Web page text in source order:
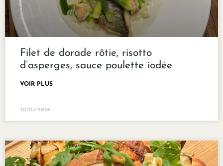
Filet de dorade rôtie, risotto
d’asperges, sauce poulette iodée
VOIR PLUS
30/04/2026